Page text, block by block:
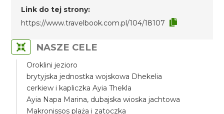
Link do tej strony:
https://www.travelbook.com.pl/104/18107
NASZE CELE
Oroklini jezioro
brytyjska jednostka wojskowa Dhekelia
cerkiew i kapliczka Ayia Thekla
Ayia Napa Marina, dubajska wioska jachtowa
Makronissos plaża i zatoczka